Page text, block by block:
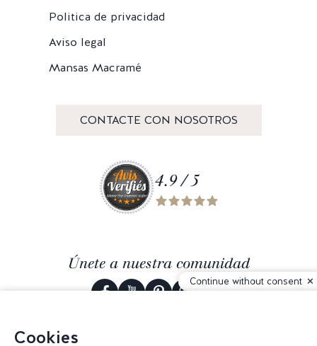
Politica de privacidad
Aviso legal
Mansas Macramé
CONTACTE CON NOSOTROS
4.9 / 5
Únete a nuestra comunidad
Continue without consent
Cookies